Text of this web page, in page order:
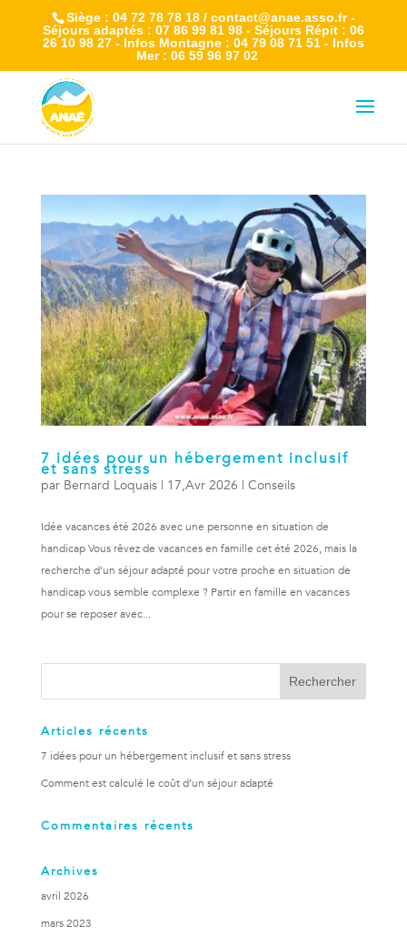
Siège : 04 72 78 78 18 / contact@anae.asso.fr -
Séjours adaptés : 07 86 99 81 98 - Séjours Répit : 06
26 10 98 27 - Infos Montagne : 04 79 08 71 51 - Infos
Mer : 06 59 96 97 02
7 idées pour un hébergement inclusif
et sans stress
par Bernard Loquais| 17,Avr 2026 | Conseils
Idée vacances été 2026 avec une personne en situation de
handicap Vous rêvez de vacances en famille cet été 2026, mais la
recherche d’un séjour adapté pour votre proche en situation de
handicap vous semble complexe ? Partir en famille en vacances
pour se reposer avec...
Articles récents
7 idées pour un hébergement inclusif et sans stress
Comment est calculé le coût d’un séjour adapté
Commentaires récents
Archives
avril 2026
mars 2023